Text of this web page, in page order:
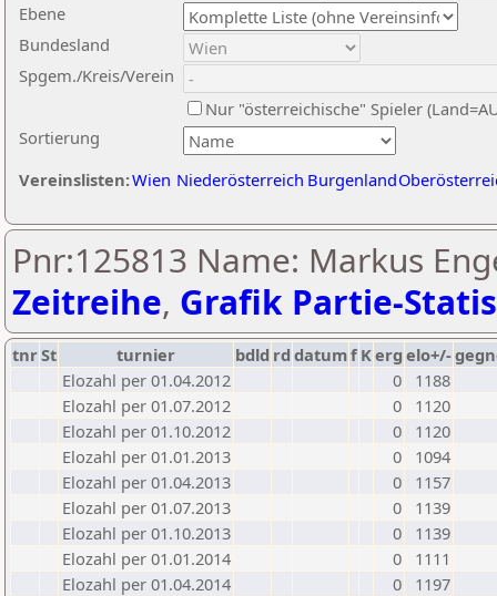
Ebene
Sortierung
Bundesland
Spgem./Kreis/Verein
Nur "österreichische" Spieler
Vereinslisten:Wien Niederösterreich Burgenland
Pnr:125813 Name: Markus
Zeitreihe, Grafik Partie-
tnrSt turnier bdld rd datumf Kerg elo+/-
Elozahl per 01.04.2012
0
1188
Elozahl per 01.07.2012
0
1120
Elozahl per 01.10.2012
0
1120
Elozahl per 01.01.2013
0
1094
Elozahl per 01.04.2013
0
1157
Elozahl per 01.07.2013
0
1139
Elozahl per 01.10.2013
0
1139
Elozahl per 01.01.2014
0
1111
Elozahl per 01.04.2014
0
1197